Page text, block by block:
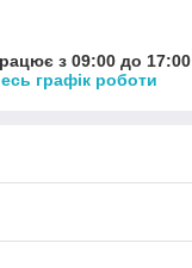
з 09:00 до 17:00
графік роботи